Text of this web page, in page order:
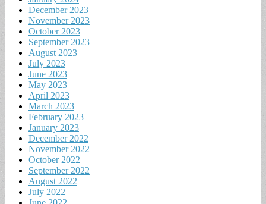
December 2023
November 2023
October 2023
September 2023
August 2023
July 2023
June 2023
May 2023
April 2023
March 2023
February 2023
January 2023
December 2022
November 2022
October 2022
September 2022
August 2022
July 2022